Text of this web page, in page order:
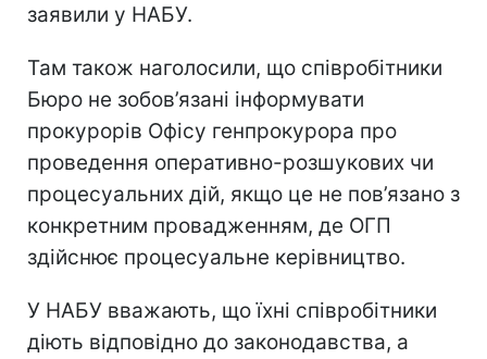
заявили у НАБУ.
Там також наголосили, що співробітники
Бюро не зобов’язані інформувати
прокурорів Офісу генпрокурора про
проведення оперативно-розшукових чи
процесуальних дій, якщо це не пов’язано з
конкретним провадженням, де ОГП
здійснює процесуальне керівництво.
У НАБУ вважають, що їхні співробітники
діють відповідно до законодавства, а